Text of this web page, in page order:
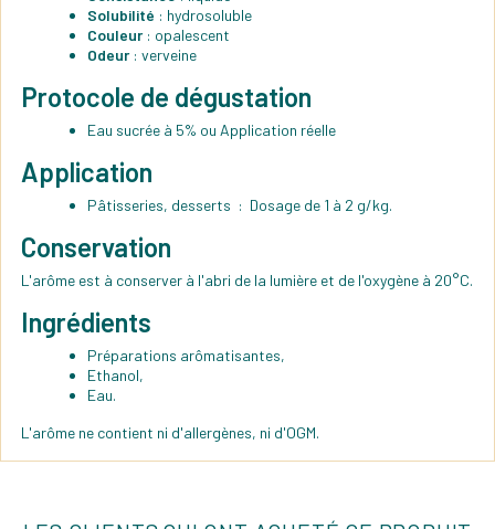
Solubilité : hydrosoluble
Couleur: opalescent
Odeur: verveine
Protocole de dégustation
Eau sucrée à 5% ou Application réelle
Application
Pâtisseries, desserts : Dosage de 1 à 2 g/kg.
Conservation
L'arôme est à conserver à l'abri de la lumière et de l'oxygène à 20°C.
Ingrédients
Préparations arômatisantes,
Ethanol,
Eau.
L'arôme ne contient ni d'allergènes, ni d'OGM.